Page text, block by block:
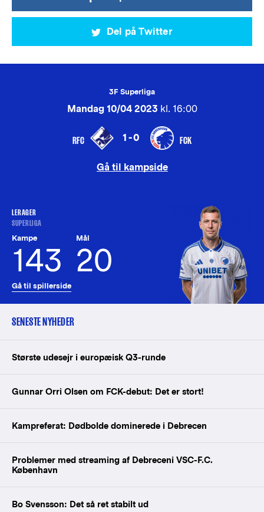
Del på Twitter
3F Superliga
Mandag 10/04 2023 kl. 16:00
RFC 1-0 FCK
Gå til kampside
LERAGER
SUPERLIGA
Kampe
143
Mål
20
Gå til spillerside
SENESTE NYHEDER
Største udesejr i europæisk Q3-runde
Gunnar Orri Olsen om FCK-debut: Det er stort!
Kampreferat: Dødbolde dominerede i Debrecen
Problemer med streaming af Debreceni VSC-F.C.
København
Bo Svensson: Det så ret stabilt ud